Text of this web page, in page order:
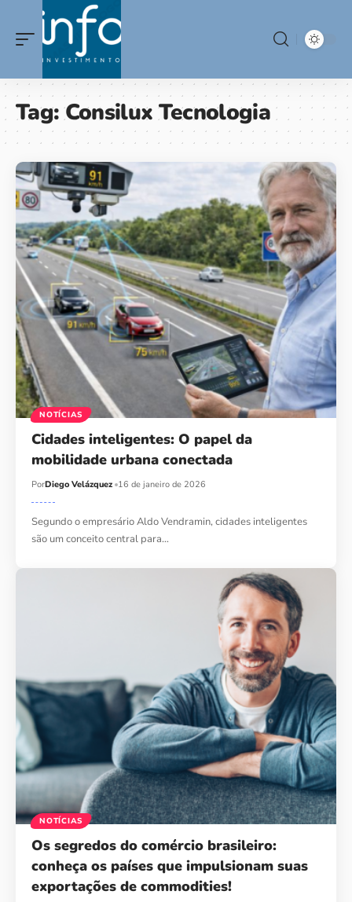
Tag:Consilux Tecnologia
NOTÍCIAS
Cidades inteligentes: O papel da
mobilidade urbana conectada
PorDiego Velázquez 16 de janeiro de 2026
Segundo o empresário Aldo Vendramin, cidades inteligentes
são um conceito central para…
NOTÍCIAS
Os segredos do comércio brasileiro:
conheça os países que impulsionam suas
exportações de commodities!